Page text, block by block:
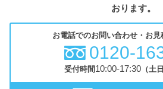
おります。
お電話でのお問い合わせ・お見
0120-
受付時間10:00-17:30（土